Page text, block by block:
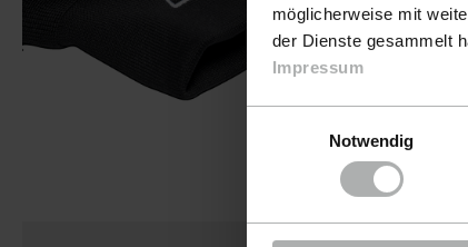
möglicherweise mit
der Dienste gesammelt
Impressum
Notwendig